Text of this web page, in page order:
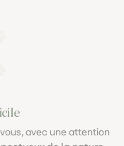
avec une attention